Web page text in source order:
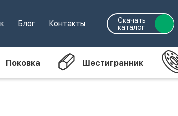
Блог Контакты
Скачать
каталог
Поковка Шестигранник